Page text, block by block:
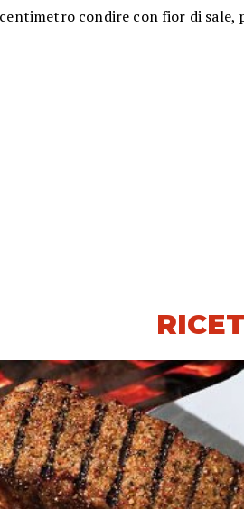
centimetro condire con fior di sale,